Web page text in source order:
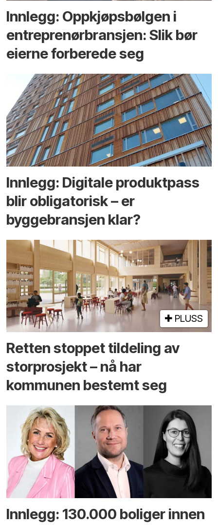
Innlegg: Oppkjøps­bølgen i
entreprenør­bransjen: Slik bør
eierne forberede seg
Innlegg: Digitale produktpass
blir obligatorisk – er
byggebransjen klar?
PLUSS
Retten stoppet tildeling av
storprosjekt – nå har
kommunen bestemt seg
Innlegg: 130.000 boliger innen